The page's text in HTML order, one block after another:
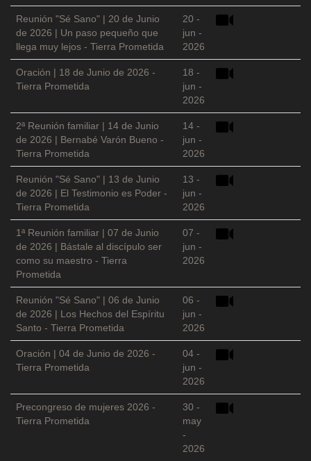
Reunión "Sé Sano" | 20 de Junio
de 2026 | Un paso pequeño que
llega muy lejos - Tierra Prometida
20 -
jun -
2026
Oración | 18 de Junio de 2026 -
Tierra Prometida
18 -
jun -
2026
2ª Reunión familiar | 14 de Junio
de 2026 | Bernabé Varón Bueno -
Tierra Prometida
14 -
jun -
2026
Reunión "Sé Sano" | 13 de Junio
de 2026 | El Testimonio es Poder -
Tierra Prometida
13 -
jun -
2026
1ª Reunión familiar | 07 de Junio
de 2026 | Bástale al discípulo ser
como su maestro - Tierra
Prometida
07 -
jun -
2026
Reunión "Sé Sano" | 06 de Junio
de 2026 | Los Hechos del Espíritu
Santo - Tierra Prometida
06 -
jun -
2026
Oración | 04 de Junio de 2026 -
Tierra Prometida
04 -
jun -
2026
Precongreso de mujeres 2026 -
Tierra Prometida
30 -
may
-
2026